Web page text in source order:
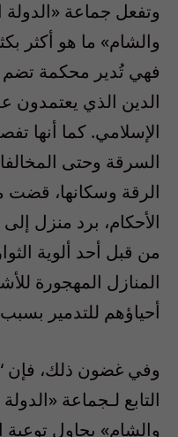
وتفعل جماعة «الدولة
والشام» ما هو أكثر
فهي تُدير محكمة تضم
الدين الذي يعتمدون
الإسلامي. كما أنها
السرقة وحتى
الرقة وسكانها،
الأحكام، برد منزل
من قبل أحد ألوية
المنازل المهجورة
أحياؤهم للتدمير
وفي غضون ذلك، فإن
التابع لـجماعة
والشام» يحاول توعية